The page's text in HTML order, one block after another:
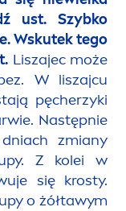
ust. Szybko
Wskutek tego
Liszajec może
W liszajcu
pęcherzyki
Następnie
zmiany
Z kolei w
się krosty.
o żółtawym